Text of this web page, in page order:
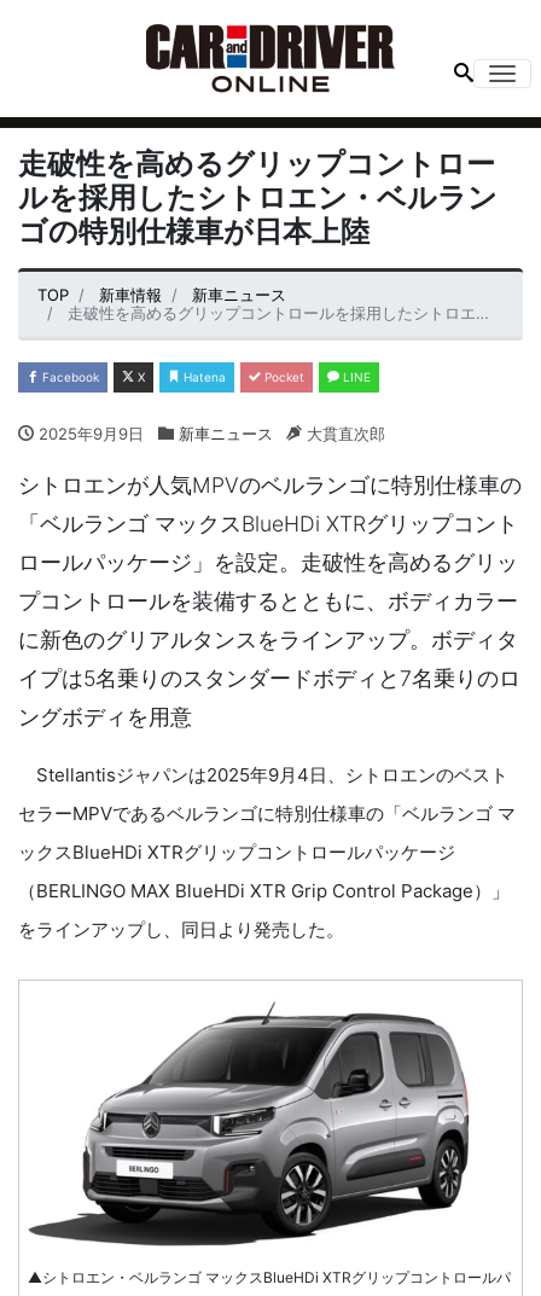
走破性を高めるグリップコントロー
ルを採用したシトロエン・ベルラン
ゴの特別仕様車が日本上陸
TOP 新車情報
新車ニュース
走破性を高めるグリップコントロールを採用したシトロエン・ベルランゴの特別仕様車が日本上陸
Facebook X Hatena Pocket LINE
2025年9月9日 新車ニュース 大貫直次郎
シトロエンが人気MPVのベルランゴに特別仕様車の
「ベルランゴ マックスBlueHDi XTRグリップコント
ロールパッケージ」を設定。走破性を高めるグリッ
プコントロールを装備するとともに、ボディカラー
に新色のグリアルタンスをラインアップ。ボディタ
イプは5名乗りのスタンダードボディと7名乗りのロ
ングボディを用意
Stellantisジャパンは2025年9月4日、シトロエンのベスト
セラーMPVであるベルランゴに特別仕様車の「ベルランゴ マ
ックスBlueHDi XTRグリップコントロールパッケージ
（BERLINGO MAX BlueHDi XTR Grip Control Package）」
をラインアップし、同日より発売した。
▲シトロエン・ベルランゴ マックスBlueHDi XTRグリップコントロールパ